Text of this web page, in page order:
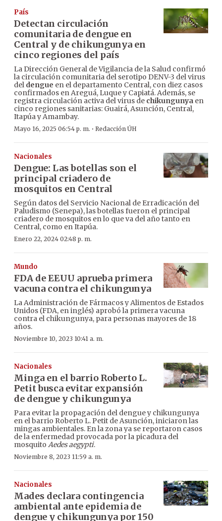
País
Detectan circulación
comunitaria de dengue en
Central y de chikungunya en
cinco regiones del país
La Dirección General de Vigilancia de la Salud confirmó
la circulación comunitaria del serotipo DENV-3 del virus
del dengue en el departamento Central, con diez casos
confirmados en Areguá, Luque y Capiatá. Además, se
registra circulación activa del virus de chikungunya en
cinco regiones sanitarias: Guairá, Asunción, Central,
Itapúa y Amambay.
Mayo 16, 2025 06:54 p. m. · Redacción ÚH
Nacionales
Dengue: Las botellas son el
principal criadero de
mosquitos en Central
Según datos del Servicio Nacional de Erradicación del
Paludismo (Senepa), las botellas fueron el principal
criadero de mosquitos en lo que va del año tanto en
Central, como en Itapúa.
Enero 22, 2024 02:48 p. m.
Mundo
FDA de EEUU aprueba primera
vacuna contra el chikungunya
La Administración de Fármacos y Alimentos de Estados
Unidos (FDA, en inglés) aprobó la primera vacuna
contra el chikungunya, para personas mayores de 18
años.
Noviembre 10, 2023 10:41 a. m.
Nacionales
Minga en el barrio Roberto L.
Petit busca evitar expansión
de dengue y chikungunya
Para evitar la propagación del dengue y chikungunya
en el barrio Roberto L. Petit de Asunción, iniciaron las
mingas ambientales. En la zona ya se reportaron casos
de la enfermedad provocada por la picadura del
mosquito Aedes aegypti.
Noviembre 8, 2023 11:59 a. m.
Nacionales
Mades declara contingencia
ambiental ante epidemia de
dengue y chikungunya por 150